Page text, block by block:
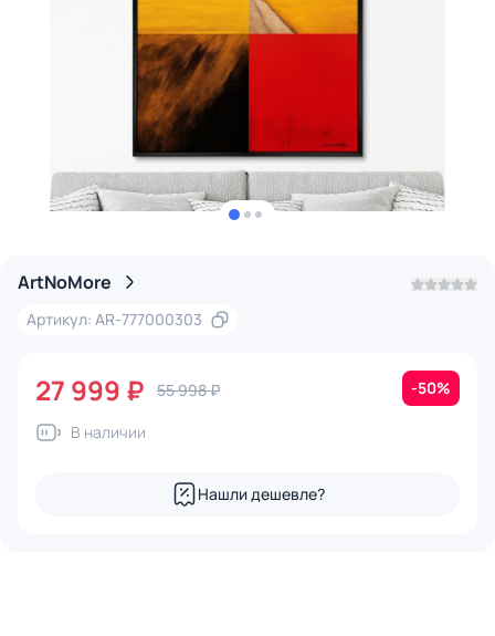
ArtNoMore
Артикул: AR-777000303
27 999 ₽ 55 998 ₽ -50%
В наличии
Нашли дешевле?